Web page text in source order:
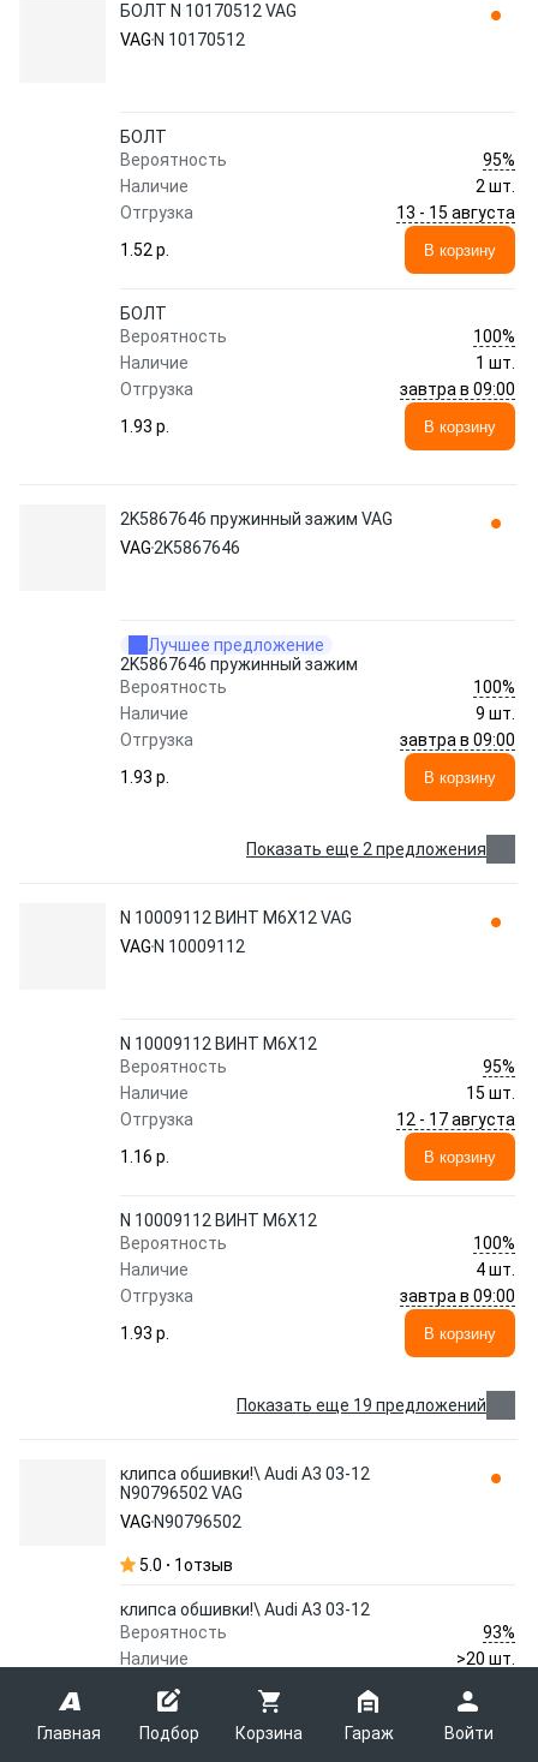
Главная Подбор Корзина Гараж Войти
БОЛТ N 10170512 VAG
VAG N 10170512
БОЛТ
Вероятность
95%
Наличие
2 шт.
Отгрузка
13 - 15 августа
1.52 p.
В корзину
БОЛТ
Вероятность
100%
Наличие
1 шт.
Отгрузка
завтра в 09:00
1.93 p.
В корзину
2K5867646 пружинный зажим VAG
VAG 2K5867646
Лучшее предложение
2K5867646 пружинный зажим
Вероятность
100%
Наличие
9 шт.
Отгрузка
завтра в 09:00
1.93 p.
В корзину
Показать еще 2 предложения
N 10009112 ВИНТ М6Х12 VAG
VAG N 10009112
N 10009112 ВИНТ М6Х12
Вероятность
95%
Наличие
15 шт.
Отгрузка
12 - 17 августа
1.16 p.
В корзину
N 10009112 ВИНТ М6Х12
Вероятность
100%
Наличие
4 шт.
Отгрузка
завтра в 09:00
1.93 p.
В корзину
Показать еще 19 предложений
клипса обшивки!\ Audi A3 03-12
N90796502 VAG
VAG N90796502
5.0 1отзыв
клипса обшивки!\ Audi A3 03-12
Вероятность
93%
Наличие
>20 шт.
Отгрузка
1.18 p.
В корзину